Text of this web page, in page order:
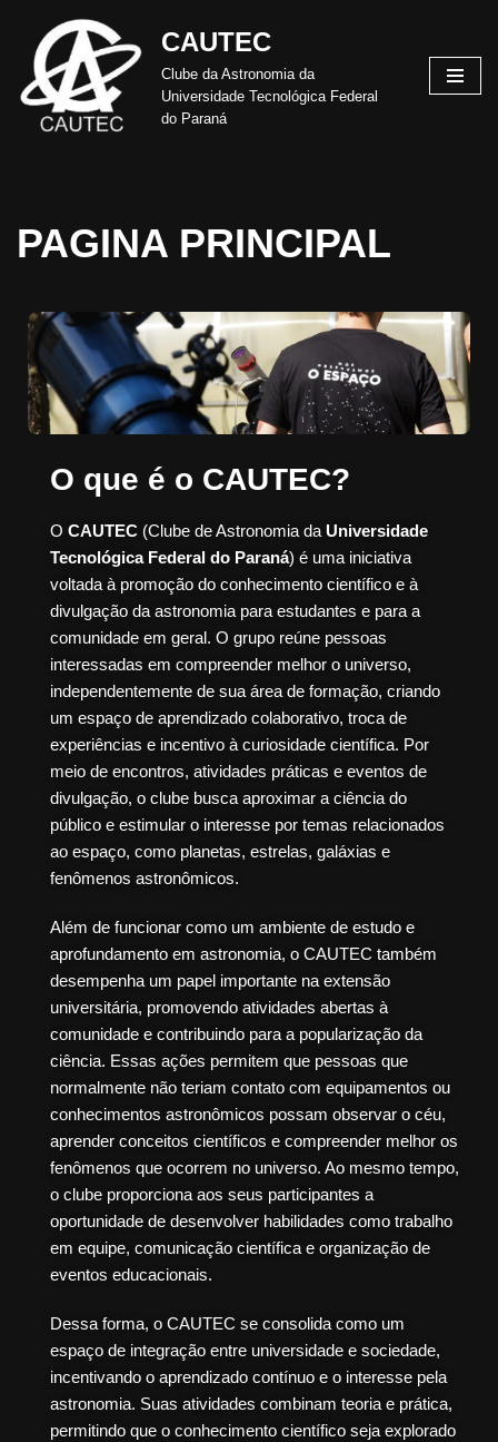
Pular
para
CAUTEC
Clube da Astronomia da
Universidade Tecnológica Federal
do Paraná
PAGINA PRINCIPAL
O que é o CAUTEC?
O CAUTEC (Clube de Astronomia da Universidade
Tecnológica Federal do Paraná) é uma iniciativa
voltada à promoção do conhecimento científico e à
divulgação da astronomia para estudantes e para a
comunidade em geral. O grupo reúne pessoas
interessadas em compreender melhor o universo,
independentemente de sua área de formação, criando
um espaço de aprendizado colaborativo, troca de
experiências e incentivo à curiosidade científica. Por
meio de encontros, atividades práticas e eventos de
divulgação, o clube busca aproximar a ciência do
público e estimular o interesse por temas relacionados
ao espaço, como planetas, estrelas, galáxias e
fenômenos astronômicos.
Além de funcionar como um ambiente de estudo e
aprofundamento em astronomia, o CAUTEC também
desempenha um papel importante na extensão
universitária, promovendo atividades abertas à
comunidade e contribuindo para a popularização da
ciência. Essas ações permitem que pessoas que
normalmente não teriam contato com equipamentos ou
conhecimentos astronômicos possam observar o céu,
aprender conceitos científicos e compreender melhor os
fenômenos que ocorrem no universo. Ao mesmo tempo,
o clube proporciona aos seus participantes a
oportunidade de desenvolver habilidades como trabalho
em equipe, comunicação científica e organização de
eventos educacionais.
Dessa forma, o CAUTEC se consolida como um
espaço de integração entre universidade e sociedade,
incentivando o aprendizado contínuo e o interesse pela
astronomia. Suas atividades combinam teoria e prática,
permitindo que o conhecimento científico seja explorado